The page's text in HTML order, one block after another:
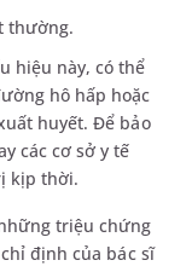
thường.
hiệu này, có thể
hô hấp hoặc
huyết. Để bảo
các cơ sở y tế
kịp thời.
triệu chứng
định của bác sĩ